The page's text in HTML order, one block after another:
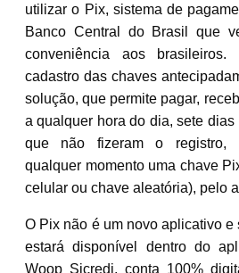
utilizar o Pix, sistema de
Banco Central do Brasil que
conveniência aos
cadastro das chaves
solução, que permite pagar,
a qualquer hora do dia, sete
que não fizeram o registro,
qualquer momento uma chave
celular ou chave aleatória), pelo
O Pix não é um novo aplicativo
estará disponível dentro do
Woop Sicredi, conta 100%